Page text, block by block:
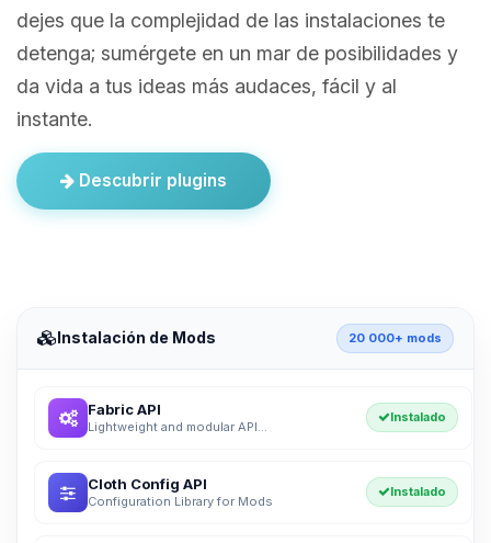
dejes que la complejidad de las instalaciones te
detenga; sumérgete en un mar de posibilidades y
da vida a tus ideas más audaces, fácil y al
instante.
Descubrir plugins
Instalación de Mods 20 000+ mods
Fabric API
Lightweight and modular API...
Instalado
Cloth Config API
Configuration Library for Mods
Instalado